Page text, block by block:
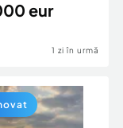
eur
1 zi în urmă